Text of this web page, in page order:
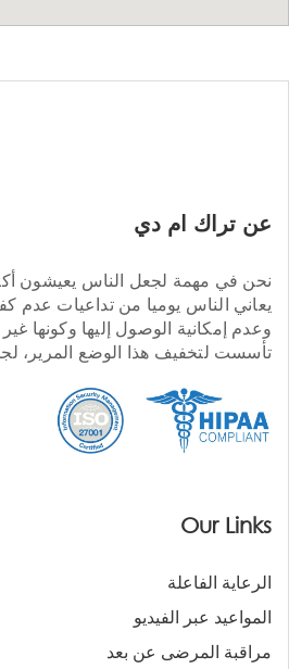
عن تراك ام دي
نحن في مهمة لجعل الناس يعيشون
يعاني الناس يوميا من تداعيات عدم
وعدم إمكانية الوصول إليها وكونها
تأسست لتخفيف هذا الوضع المرير،
Our Links
الرعاية الفاعلة
المواعيد عبر الفيديو
مراقبة المرضى عن بعد